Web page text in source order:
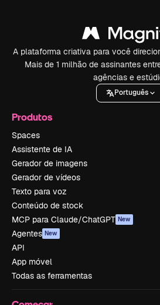
A plataforma criativa para você
Mais de 1 milhão de assinantes
agências e
Português
Produtos
Spaces
Assistente de IA
Gerador de imagens
Gerador de vídeos
Texto para voz
Conteúdo de stock
MCP para Claude/ChatGPT New
Agentes New
API
App móvel
Todas as ferramentas